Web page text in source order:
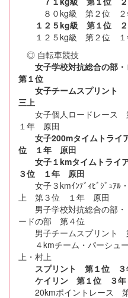
８０kg級 第２位 ２
１２５kg級 第１位
１２５kg級 第２位
◎ 自転車競技
女子学校対抗総合の部
第１位
女子チームスプリン
三上
女子個人ロードレー
１年 原田
女子200mタイムトラ
位 １年 原田
女子１kmタイムト
３位 １年 原田
女子３kmｲﾝﾃﾞｨﾋﾞｼﾞｭｱ
上 第３位 １年 原田
男子学校対抗総合の
ードの部 第４位
男子チームスプリント
４kmチーム・パーシュ
上・村上
スプリント 第１位
ケイリン 第１位 ３
20kmポイントレース